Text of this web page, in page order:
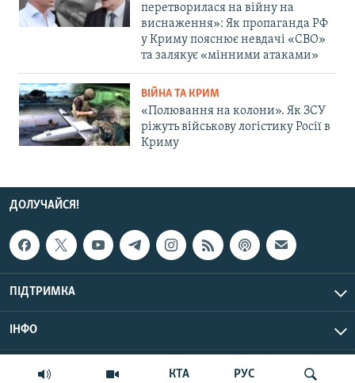
КТА РУС
перетворилася на війну на
виснаження»: Як пропаганда РФ
у Криму пояснює невдачі «СВО»
та залякує «мінними атаками»
ВІЙНА ТА КРИМ
«Полювання на колони». Як ЗСУ
ріжуть військову логістику Росії в
Криму
ДОЛУЧАЙСЯ!
ПІДТРИМКА
ІНФО
© Крим.Реалії, 2026 | Усі права застережено.